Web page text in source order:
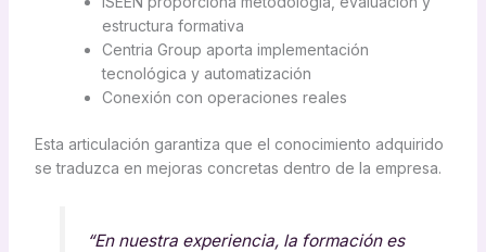
estructura formativa
Centria Group aporta implementación
tecnológica y automatización
Conexión con operaciones reales
Esta articulación garantiza que el conocimiento adquirido
se traduzca en mejoras concretas dentro de la empresa.
“En nuestra experiencia, la formación es